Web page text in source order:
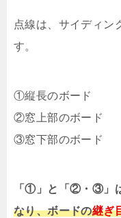
点線は、サイディン
す。
①縦長のボード
②窓上部のボード
③窓下部のボード
「①」と「②・③」
なり、ボードの継ぎ